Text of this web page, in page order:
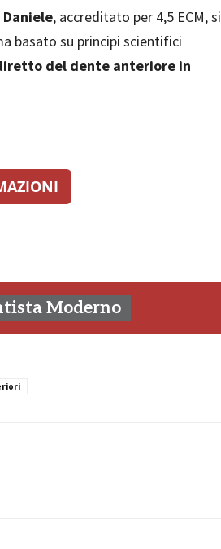
, accreditato per 4,5 ECM, si
basato su principi scientifici
del dente anteriore in
Moderno